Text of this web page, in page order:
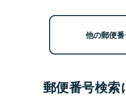
他の郵便
郵便番号検索